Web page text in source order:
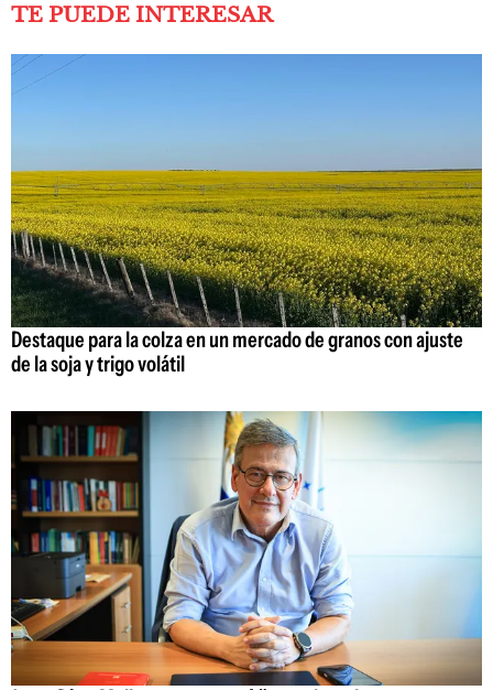
TE PUEDE INTERESAR
Destaque para la colza en un mercado de granos con ajuste
de la soja y trigo volátil